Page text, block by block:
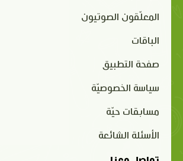
المعلّقون الصوتيون
الباقات
صفحة التطبيق
سياسة الخصوصيّة
مسابقات حيّة
الأسئلة الشائعة